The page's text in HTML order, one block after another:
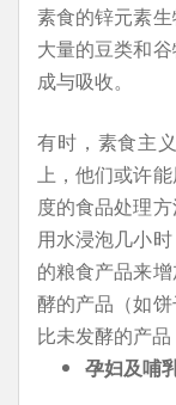
素食的锌元素
大量的豆类和
成与吸收。
有时，素食主
上，他们或许
度的食品处理
用水浸泡几小
的粮食产品来
酵的产品（如
比未发酵的产品
孕妇及哺